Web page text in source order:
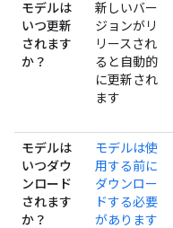
モデルは
いつ更新
されます
か？
新しいバー
ジョンがリ
リースされ
ると自動的
に更新され
ます
モデルは
いつダウ
ンロード
されます
か？
モデルは使
用する前に
ダウンロー
ドする必要
があります